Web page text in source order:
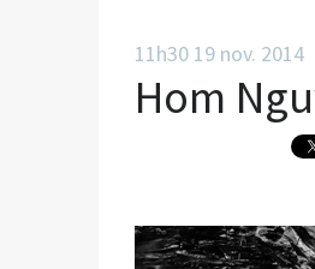
11h30 19 nov. 2014
Hom